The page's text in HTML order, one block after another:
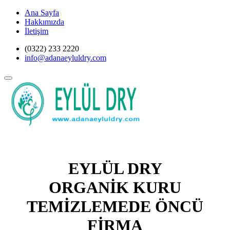
Ana Sayfa
Hakkımızda
İletişim
(0322) 233 2220
info@adanaeyluldry.com
EYLÜL DRY
ORGANİK KURU
TEMİZLEMEDE ÖNCÜ
FİRMA